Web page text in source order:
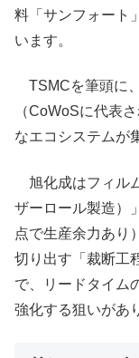
料「サンフォート
います。
TSMCを筆頭に
（CoWoSに代表
なエコシステムが
旭化成はフィル
ザーロール製造）
点で生産余力あり
切り出す「裁断工
で、リードタイム
強化する狙いがあ